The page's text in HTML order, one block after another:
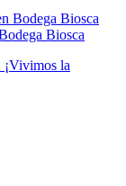
Biosca
¡Vivimos la